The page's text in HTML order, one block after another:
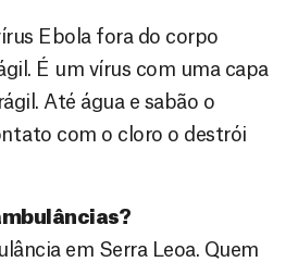
Ebola fora do corpo
É um vírus com uma capa
Até água e sabão o
com o cloro o destrói
em Serra Leoa. Quem